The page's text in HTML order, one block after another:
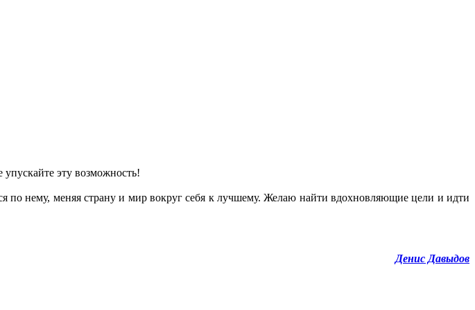
эту возможность!
нему, меняя страну и мир вокруг себя к лучшему. Желаю найти вдохновляющие цели и идти
Денис Давыдов